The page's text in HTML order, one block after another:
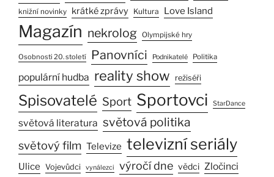
knižní novinky krátké zprávy Kultura Love Island
Magazín nekrolog Olympijské hry
Osobnosti 20. století Panovníci Podnikatelé Politika
populární hudba reality show režiséři
Spisovatelé Sport Sportovci StarDance
světová literatura světová politika
světový film Televize televizní seriály
Ulice Vojevůdci vynálezci výročí dne vědci Zločinci